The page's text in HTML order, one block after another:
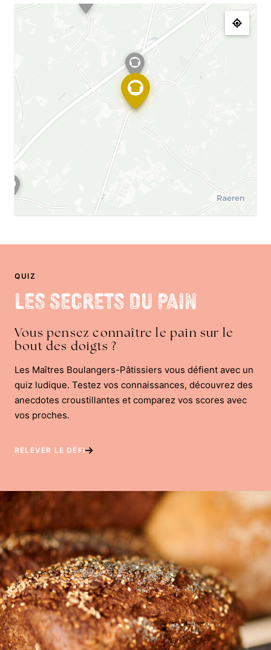
QUIZ
Les Secrets du Pain
Vous pensez connaître le pain sur le
bout des doigts ?
Les Maîtres Boulangers-Pâtissiers vous défient avec un
quiz ludique. Testez vos connaissances, découvrez des
anecdotes croustillantes et comparez vos scores avec
vos proches.
RELEVER LE DÉFI